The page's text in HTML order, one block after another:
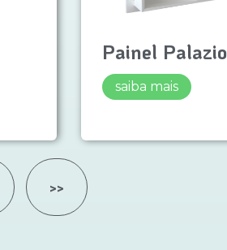
Painel Palazio
saiba mais
>>